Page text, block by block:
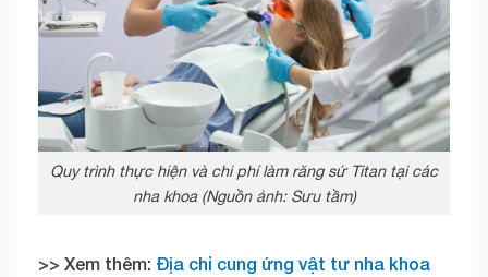
Quy trình thực hiện và chi phí làm răng sứ Titan tại các
nha khoa (Nguồn ảnh: Sưu tầm)
>> Xem thêm: Địa chỉ cung ứng vật tư nha khoa